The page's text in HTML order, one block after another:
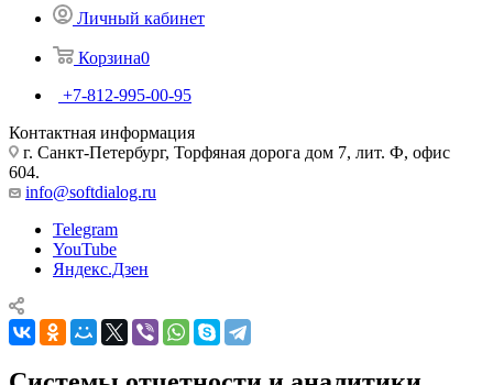
Личный кабинет
Корзина0
+7-812-995-00-95
Контактная информация
г. Санкт-Петербург, Торфяная дорога дом 7, лит. Ф, офис
604.
info@softdialog.ru
Telegram
YouTube
Яндекс.Дзен